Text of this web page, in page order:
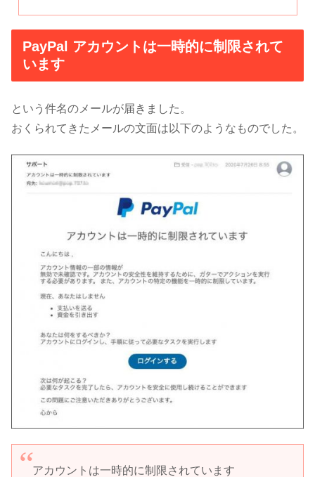
PayPal アカウントは一時的に制限されて
います
という件名のメールが届きました。
おくられてきたメールの文面は以下のようなものでした。
アカウントは一時的に制限されています